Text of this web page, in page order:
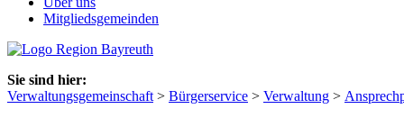
Mitgliedsgemeinden
Sie sind hier:
Verwaltungsgemeinschaft > Bürgerservice > Verwaltung >